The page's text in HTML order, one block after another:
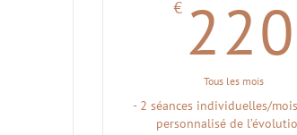
€
220
Tous les mois
- 2 séances individuelles/
personnalisé de